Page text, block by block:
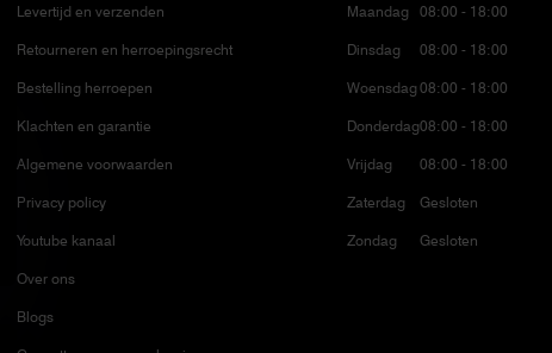
Levertijd en verzenden
Retourneren en herroepingsrecht
Bestelling herroepen
Klachten en garantie
Algemene voorwaarden
Privacy policy
Youtube kanaal
Over ons
Blogs
Maandag
Dinsdag
Woensdag
Donderdag
Vrijdag
Zaterdag
Zondag
08:00 - 18:00
08:00 - 18:00
08:00 - 18:00
08:00 - 18:00
08:00 - 18:00
Gesloten
Gesloten